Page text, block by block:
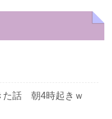
た話 朝4時起きｗ